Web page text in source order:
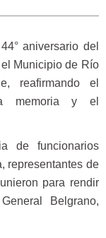
aniversario del
Municipio de Río
reafirmando el
memoria y el
de funcionarios
representantes de
para rendir
Belgrano,